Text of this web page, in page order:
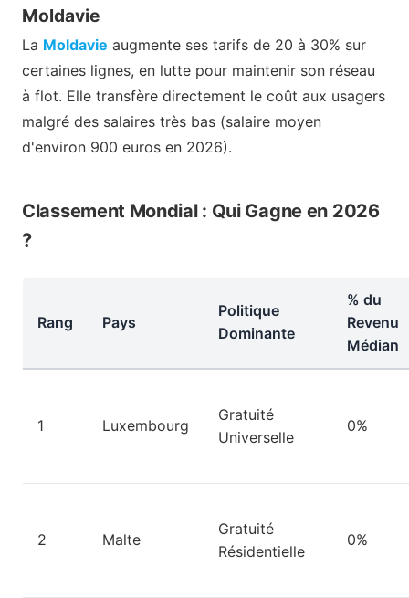
Moldavie
La Moldavie augmente ses tarifs de 20 à 30% sur
certaines lignes, en lutte pour maintenir son réseau
à flot. Elle transfère directement le coût aux usagers
malgré des salaires très bas (salaire moyen
d'environ 900 euros en 2026).
Classement Mondial : Qui Gagne en 2026
?
Rang Pays
Politique
Dominante
% du
Revenu
Médian
1 Luxembourg
Gratuité
Universelle
0%
2 Malte
Gratuité
Résidentielle
0%